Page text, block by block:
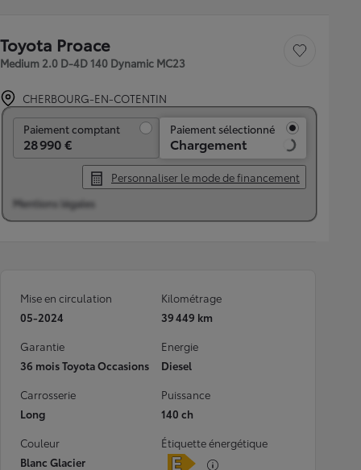
Toyota Proace
Medium 2.0 D-4D 140 Dynamic MC23
Sauvegarder le
CHERBOURG-EN-COTENTIN
Paiement comptant
28 990 €
Paiement sélectionné
Chargement
Personnaliser le mode de financement
Mentions légales
Mise en circulation
05-2024
Kilométrage
39 449 km
Garantie
36 mois Toyota Occasions
Energie
Diesel
Carrosserie
Long
Puissance
140 ch
Couleur
Blanc Glacier
Étiquette énergétique